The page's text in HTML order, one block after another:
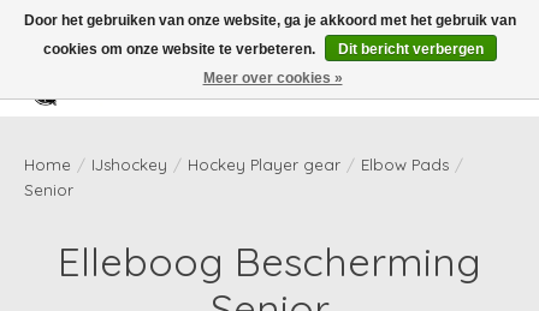
Verlanglijst
Home / IJshockey / Hockey Player gear / Elbow Pads /
Senior
Elleboog Bescherming
Door het gebruiken van onze website, ga je akkoord met het gebruik van
cookies om onze website te verbeteren.
Dit bericht verbergen
Meer over cookies »